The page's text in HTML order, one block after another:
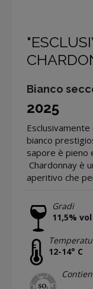
Bianco
2025
Esclusivamente
bianco
sapore è pieno
Chardonnay è
aperitivo che
Gradi
11,5% vol
12-14° C